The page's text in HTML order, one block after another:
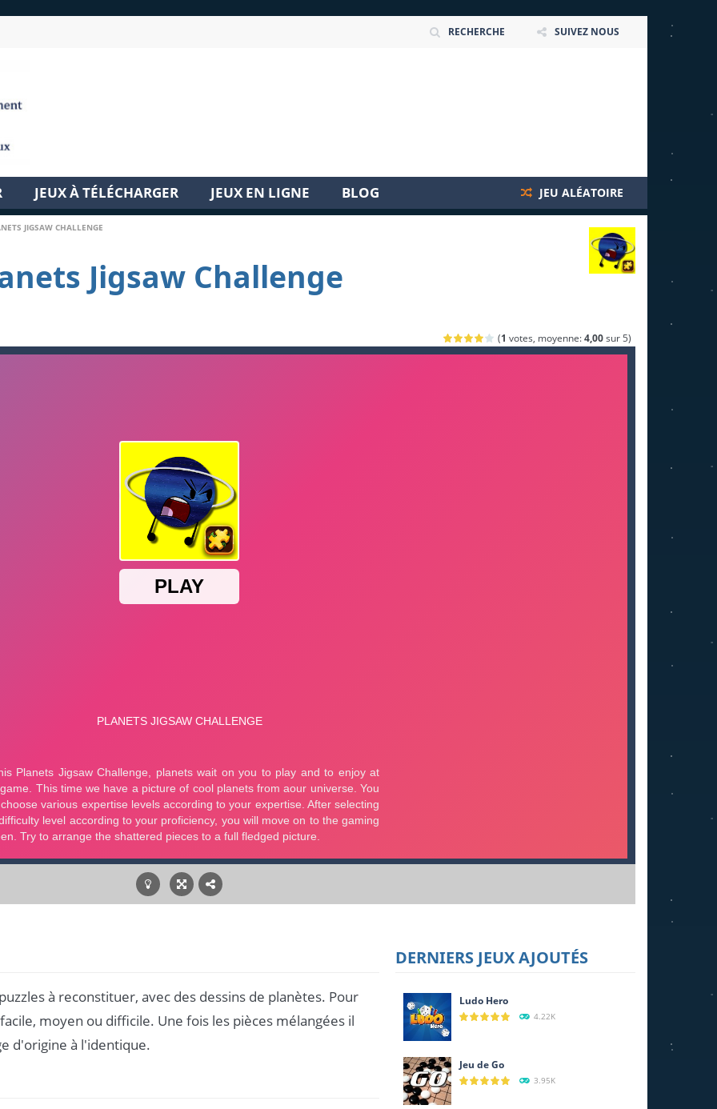
RECHERCHE SUIVEZ NOUS
JEUX À TÉLÉCHARGER JEUX EN LIGNE BLOG JEU ALÉATOIRE
JIGSAW CHALLENGE
Jigsaw Challenge
(1 votes, moyenne:4,00sur 5)
à reconstituer, avec des dessins de planètes. Pour
moyen ou difficile. Une fois les pièces mélangées il
d'origine à l'identique.
DERNIERS JEUX AJOUTÉS
Ludo Hero
4.22K
Jeu de Go
3.95K